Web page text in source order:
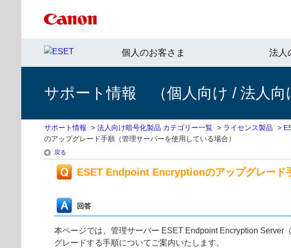
個人のお客さま 法人
サポート情報 （個人向け / 法人向
サポート情報 > 法人向け暗号化製品 カテゴリー一覧 > ライセンス製品 >
のアップグレード手順（管理サーバーを使用している場合）
戻る
ESET Endpoint Encryptionのアップグレード
回答
本ページでは、管理サーバー ESET Endpoint Encryption
グレードする手順についてご案内いたします。